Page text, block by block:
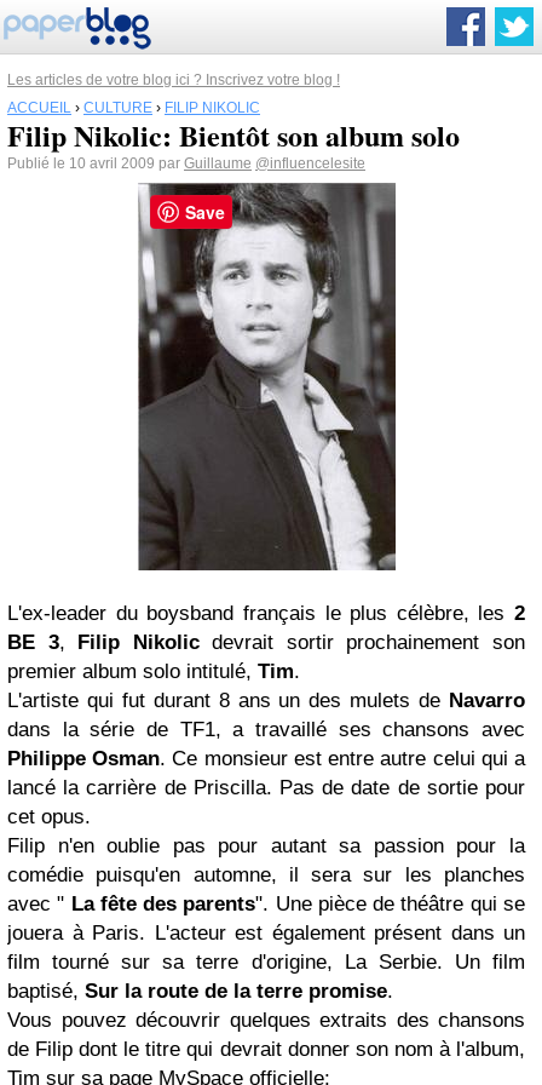
Les articles de votre blog ici ? Inscrivez votre blog !
ACCUEIL › CULTURE › FILIP NIKOLIC
Filip Nikolic: Bientôt son album solo
Publié le 10 avril 2009 par Guillaume @influencelesite
L'ex-leader du boysband français le plus célèbre, les 2
BE 3, Filip Nikolicdevrait sortir prochainement son
premier album solo intitulé, Tim.
L'artiste qui fut durant 8 ans un des mulets de Navarro
dans la série de TF1, a travaillé ses chansons avec
Philippe Osman. Ce monsieur est entre autre celui qui a
lancé la carrière de Priscilla. Pas de date de sortie pour
cet opus.
Filip n'en oublie pas pour autant sa passion pour la
comédie puisqu'en automne, il sera sur les planches
avec " La fête des parents". Une pièce de théâtre qui se
jouera à Paris. L'acteur est également présent dans un
film tourné sur sa terre d'origine, La Serbie. Un film
baptisé, Sur la route de la terre promise.
Vous pouvez découvrir quelques extraits des chansons
de Filip dont le titre qui devrait donner son nom à l'album,
Tim sur sa page MySpace officielle:
Save